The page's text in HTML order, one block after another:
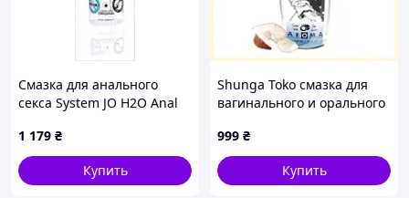
Смазка для анального
секса System JO H2O Anal
1 179 ₴
Купить
Shunga Toko смазка для
вагинального и орального
999 ₴
Купить